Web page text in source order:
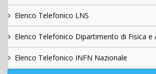
Elenco Telefonico LNS
Elenco Telefonico Dipartimento di Fisica e
Elenco Telefonico INFN Nazionale